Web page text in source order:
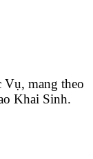
mang theo
Khai Sinh.